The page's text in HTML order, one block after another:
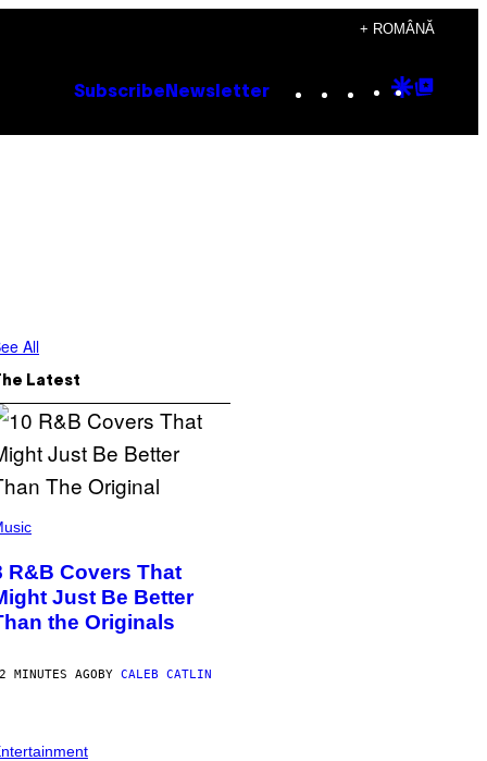
+ ROMÂNĂ
Subscribe Newsletter Instagram
TikTok
YouTube
Google
All
Latest
R&B Covers That
Just Be Better
the Originals
MINUTES AGOBY CALEB CATLIN